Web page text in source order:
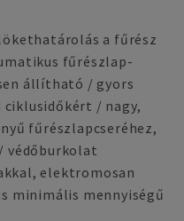
a fűrész
fűrészlap-
állítható / gyors
/ nagy,
fűrészlapcseréhez,
védőburkolat
elektromosan
mennyiségű